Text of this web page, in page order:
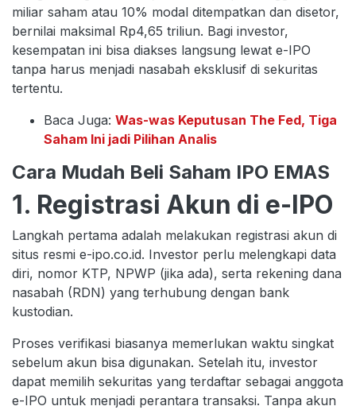
miliar saham atau 10% modal ditempatkan dan disetor,
bernilai maksimal Rp4,65 triliun. Bagi investor,
kesempatan ini bisa diakses langsung lewat e-IPO
tanpa harus menjadi nasabah eksklusif di sekuritas
tertentu.
Baca Juga: Was-was Keputusan The Fed, Tiga
Saham Ini jadi Pilihan Analis
Cara Mudah Beli Saham IPO EMAS
1. Registrasi Akun di e-IPO
Langkah pertama adalah melakukan registrasi akun di
situs resmi e-ipo.co.id. Investor perlu melengkapi data
diri, nomor KTP, NPWP (jika ada), serta rekening dana
nasabah (RDN) yang terhubung dengan bank
kustodian.
Proses verifikasi biasanya memerlukan waktu singkat
sebelum akun bisa digunakan. Setelah itu, investor
dapat memilih sekuritas yang terdaftar sebagai anggota
e-IPO untuk menjadi perantara transaksi. Tanpa akun